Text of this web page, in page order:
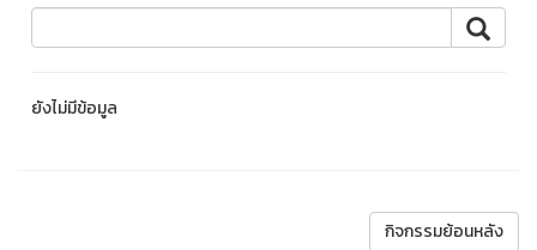
ยังไม่มีข้อมูล
กิจกรรมย้อนหลัง